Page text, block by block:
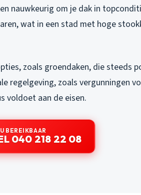
nauwkeurig om je dak in
wat in een stad met hoge
zoals groendaken, die steeds
regelgeving, zoals vergunningen
voldoet aan de eisen.
BEREIKBAAR
040 218 22 08